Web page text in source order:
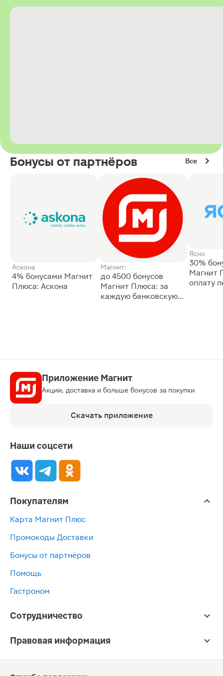
Бонусы от партнёров Все
Аскона
4% бонусами Магнит
Плюса: Аскона
Магнит:
до 4500 бонусов
Магнит Плюса: за
каждую банковскую
Ясно
30%
Магнит
оплату
Приложение Магнит
Акции, доставка и больше бонусов за покупки
Скачать приложение
Наши соцсети
Покупателям
Карта Магнит Плюс
Промокоды Доставки
Бонусы от партнёров
Помощь
Гастроном
Сотрудничество
Правовая информация